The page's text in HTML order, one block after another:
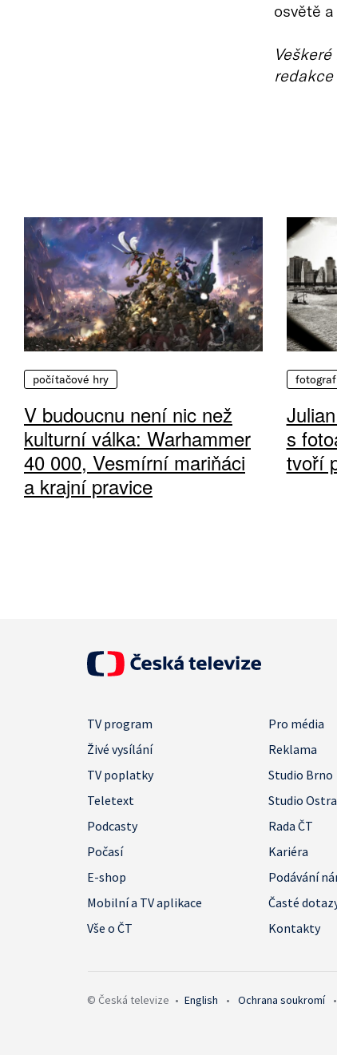
osvětě
redakce
počítačové hry
V budoucnu není nic než
kulturní válka: Warhammer
40 000, Vesmírní mariňáci
a krajní pravice
s
tvoří
TV program
Pro média
Živé vysílání
Reklama
TV poplatky
Studio Brno
Teletext
Studio
Podcasty
Rada ČT
Počasí
Kariéra
E-shop
Podávání
Mobilní a TV aplikace
Časté
Vše o ČT
Kontakty
© Česká televize • English • Ochrana soukromí •